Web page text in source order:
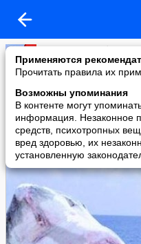
Применяются
Прочитать правила их
Возможны упоминания
В контенте могут
информация. Незаконное
средств, психотропных
вред здоровью, их
установленную
Серёг Иваныч *
added a photo
18 Jul в 14:18